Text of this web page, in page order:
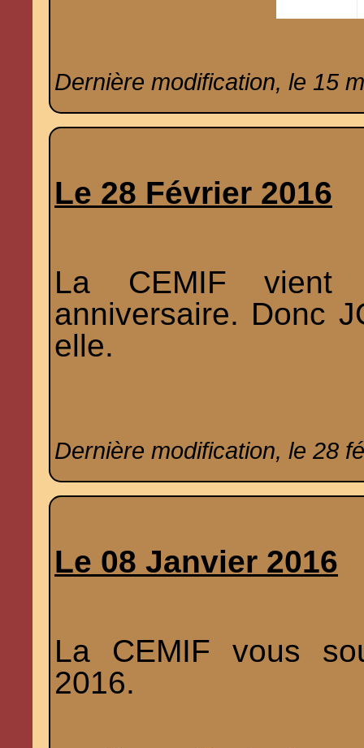
Dernière modification, le 15
Le 28 Février 2016
La CEMIF
anniversaire. Donc
elle.
Dernière modification, le 28
Le 08 Janvier 2016
La CEMIF vous
2016.